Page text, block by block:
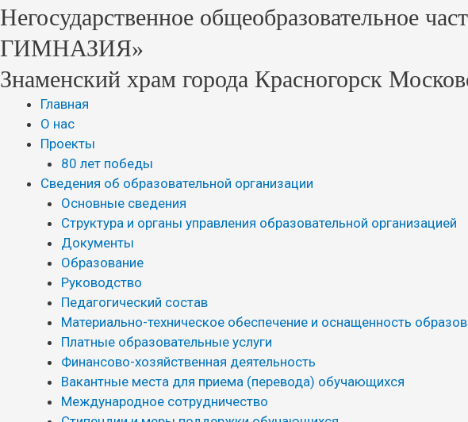
Негосударственное
ГИМНАЗИЯ»
Знаменский храм города Красногорск
Главная
О нас
Проекты
80 лет победы
Сведения об образовательной организации
Основные сведения
Структура и органы управления образовательной организацией
Документы
Образование
Руководство
Педагогический состав
Материально-техническое обеспечение и оснащенность
Платные образовательные услуги
Финансово-хозяйственная деятельность
Вакантные места для приема (перевода) обучающихся
Международное сотрудничество